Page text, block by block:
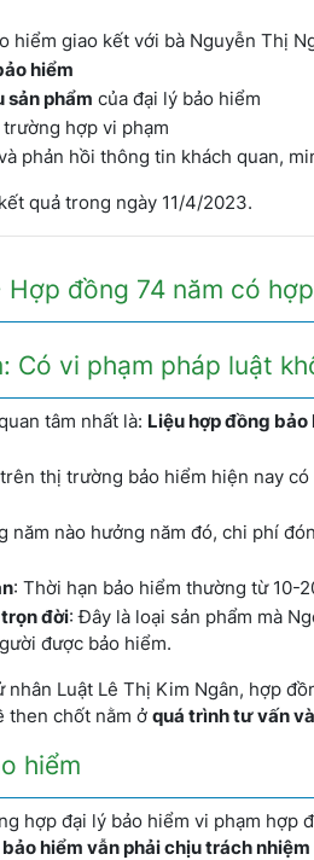
hiểm giao kết với bà Nguyễn Thị
hiểm
phẩm của đại lý bảo hiểm
hợp vi phạm
phản hồi thông tin khách quan,
quả trong ngày 11/4/2023.
đồng 74 năm có
Có vi phạm pháp luật
tâm nhất là: Liệu hợp đồng
thị trường bảo hiểm hiện nay
năm nào hưởng năm đó, chi phí
: Thời hạn bảo hiểm thường từ 10-
đời: Đây là loại sản phẩm mà
được bảo hiểm.
Luật Lê Thị Kim Ngân, hợp
then chốt nằm ở quá trình tư vấn
hiểm
hợp đại lý bảo hiểm vi phạm hợp
hiểm vẫn phải chịu trách nhiệm